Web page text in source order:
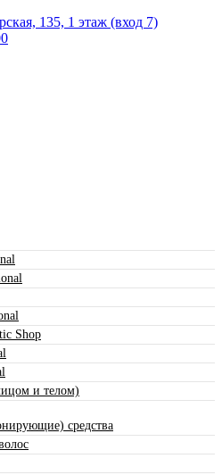
135,​ 1 этаж (вход 7)
Shop
и телом)
средства